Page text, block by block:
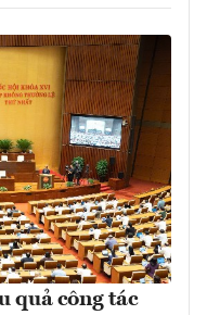
quả công tác